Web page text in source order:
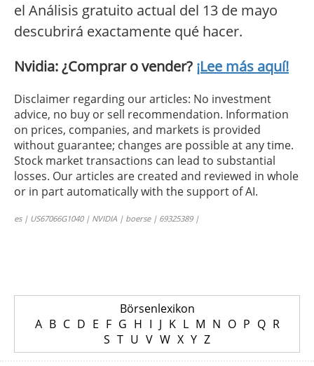
el Análisis gratuito actual del 13 de mayo
descubrirá exactamente qué hacer.
Nvidia: ¿Comprar o vender? ¡Lee más aquí!
Disclaimer regarding our articles: No investment
advice, no buy or sell recommendation. Information
on prices, companies, and markets is provided
without guarantee; changes are possible at any time.
Stock market transactions can lead to substantial
losses. Our articles are created and reviewed in whole
or in part automatically with the support of AI.
es | US67066G1040 | NVIDIA | boerse | 69325389 |
Börsenlexikon
A B C D E F G H I J K L M N O P Q R
S T U V W X Y Z